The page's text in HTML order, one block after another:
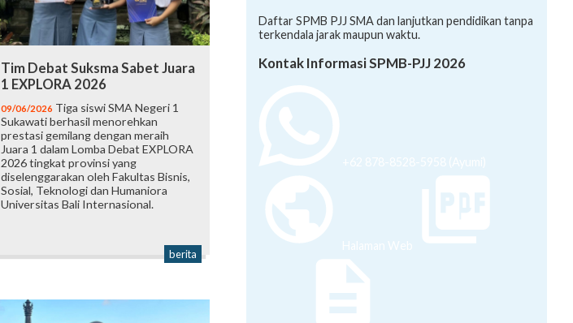
Tim Debat Suksma Sabet Juara
1 EXPLORA 2026
09/06/2026 Tiga siswi SMA Negeri 1
Sukawati berhasil menorehkan
prestasi gemilang dengan meraih
Juara 1 dalam Lomba Debat EXPLORA
2026 tingkat provinsi yang
diselenggarakan oleh Fakultas Bisnis,
Sosial, Teknologi dan Humaniora
Universitas Bali Internasional.
berita
Daftar SPMB PJJ SMA dan lanjutkan pendidikan tanpa
terkendala jarak maupun waktu.
Kontak Informasi SPMB-PJJ 2026
+62 878-8528-5958 (Ayumi)
Halaman Web